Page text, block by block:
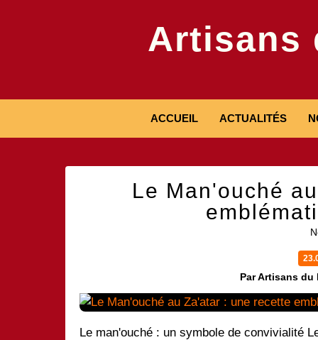
Artisans
ACCUEIL ACTUALITÉS
Le Man'ouché
Par Artisans du
Le man'ouché : un symbole de convivialité